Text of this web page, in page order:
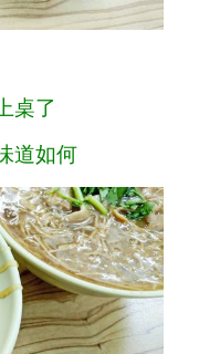
桌了
道如何